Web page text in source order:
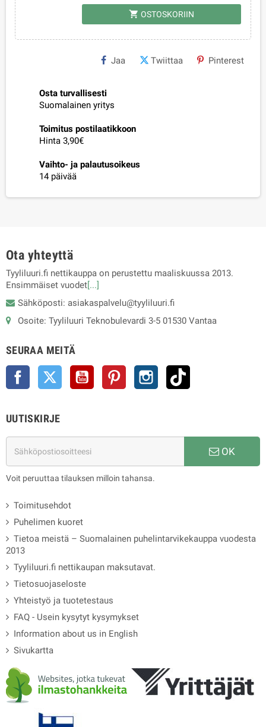
shopping_cart OSTOSKORIIN
Jaa Twiittaa Pinterest
Osta turvallisesti
Suomalainen yritys
Toimitus postilaatikkoon
Hinta 3,90€
Vaihto- ja palautusoikeus
14 päivää
Ota yhteyttä
Tyyliluuri.fi nettikauppa on perustettu maaliskuussa 2013.
Ensimmäiset vuodet[...]
Sähköposti: asiakaspalvelu@tyyliluuri.fi
Osoite: Tyyliluuri Teknobulevardi 3-5 01530 Vantaa
SEURAA MEITÄ
Facebook Twitter YouTube Pinterest Instagram
UUTISKIRJE
OK
Voit peruuttaa tilauksen milloin tahansa.
Toimitusehdot
Puhelimen kuoret
Tietoa meistä – Suomalainen puhelintarvikekauppa vuodesta
2013
Tyyliluuri.fi nettikaupan maksutavat.
Tietosuojaseloste
Yhteistyö ja tuotetestaus
FAQ - Usein kysytyt kysymykset
Information about us in English
Sivukartta